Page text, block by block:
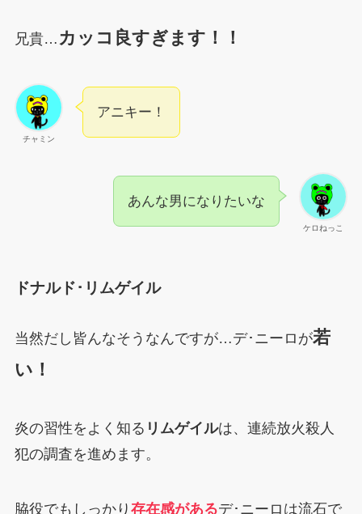
兄貴… カッコ良すぎます！！
チャミン
アニキー！
ケロねっこ
あんな男になりたいな
ドナルド･リムゲイル
当然だし皆んなそうなんですが…デ･ニーロが若
い！
炎の習性をよく知る リムゲイルは、連続放火殺人
犯の調査を進めます。
脇役でもしっかり 存在感があるデ･ニーロは流石で